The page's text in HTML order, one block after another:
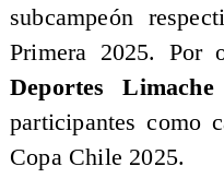
subcampeón
Primera 2025. Por
Deportes Limache
participantes como
Copa Chile 2025.